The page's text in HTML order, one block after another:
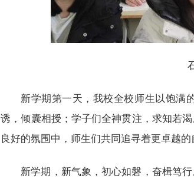
新学期第一天，我校全校师生以饱满
诱，倾囊相授；学子们全神贯注，求知若
良好的氛围中，师生们共同追寻着更卓越的
新学期，新气象，初心如磐，奋楫笃